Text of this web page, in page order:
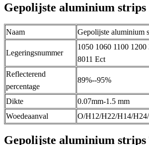
Gepolijste aluminium
Naam Gepolijste aluminium
Legeringsnummer
1050 1060 1100
8011 Ect
Reflecterend
percentage
89%--95%
Dikte
0.07mm-1.5 mm
Woedeaanval
O/H12/H22/H14/
Gepolijste aluminium strips